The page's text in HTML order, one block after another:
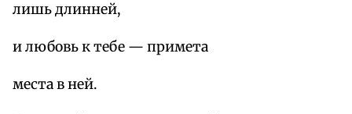
лишь длинней,
и любовь к тебе — примета
места в ней.